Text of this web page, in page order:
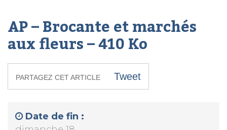
AP – Brocante et marchés
aux fleurs – 410 Ko
PARTAGEZ CET ARTICLE Tweet
Date de fin :